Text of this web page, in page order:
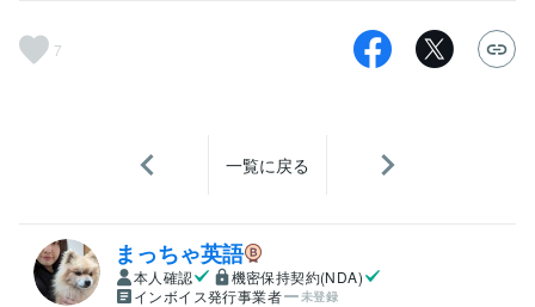
7
一覧に戻る
まっちゃ英語
本人確認
機密保持契約(NDA)
インボイス発行事業者
未登録